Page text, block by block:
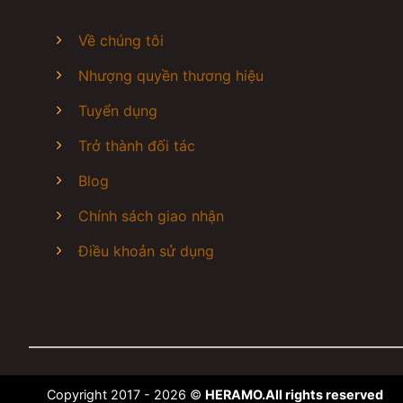
chuẩn, vệ sinh các chất liệu giày da lộn , giày da,
sơn nhuộm giày, xịt nano chống thấm bảo vệ giày
đầy đủ các dịch vụ sơn, nhuộm, đánh xi, thay
giường, gối ôm, topper, thảm phòng khách, thảm
Về chúng tôi
Nhượng quyền thương hiệu
Tuyển dụng
Trở thành đối tác
Blog
Chính sách giao nhận
Điều khoản sử dụng
Copyright 2017 - 2026 © HERAMO.All rights reserved